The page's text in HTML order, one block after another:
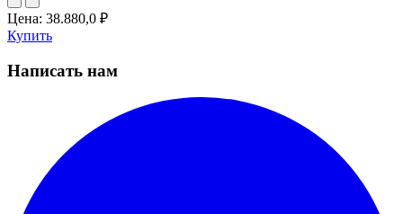
Цена: 38.880,0 ₽
Купить
Написать нам